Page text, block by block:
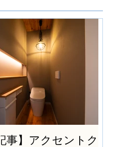
事】アクセントク